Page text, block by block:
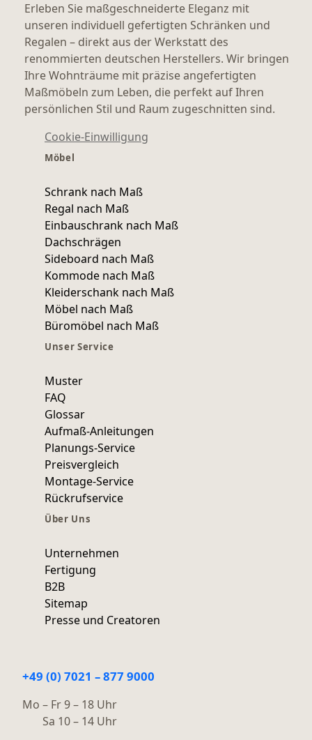
Erleben Sie maßgeschneiderte Eleganz mit
unseren individuell gefertigten Schränken und
Regalen – direkt aus der Werkstatt des
renommierten deutschen Herstellers. Wir bringen
Ihre Wohnträume mit präzise angefertigten
Maßmöbeln zum Leben, die perfekt auf Ihren
persönlichen Stil und Raum zugeschnitten sind.
Cookie-Einwilligung
Möbel
Schrank nach Maß
Regal nach Maß
Einbauschrank nach Maß
Dachschrägen
Sideboard nach Maß
Kommode nach Maß
Kleiderschank nach Maß
Möbel nach Maß
Büromöbel nach Maß
Unser Service
Muster
FAQ
Glossar
Aufmaß-Anleitungen
Planungs-Service
Preisvergleich
Montage-Service
Rückrufservice
Über Uns
Unternehmen
Fertigung
B2B
Sitemap
Presse und Creatoren
+49 (0) 7021 – 877 9000
Mo – Fr 9 – 18 Uhr
Sa 10 – 14 Uhr